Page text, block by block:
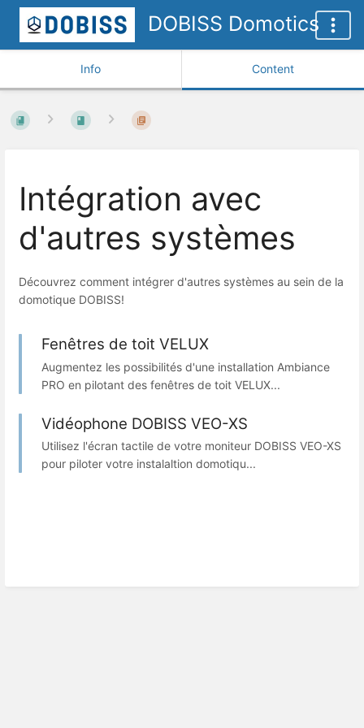
DOBISS Domotics
Info Content
Intégration avec
d'autres systèmes
Découvrez comment intégrer d'autres systèmes au sein de la
domotique DOBISS!
Fenêtres de toit VELUX
Augmentez les possibilités d'une installation Ambiance
PRO en pilotant des fenêtres de toit VELUX...
Vidéophone DOBISS VEO-XS
Utilisez l'écran tactile de votre moniteur DOBISS VEO-XS
pour piloter votre instalaltion domotiqu...